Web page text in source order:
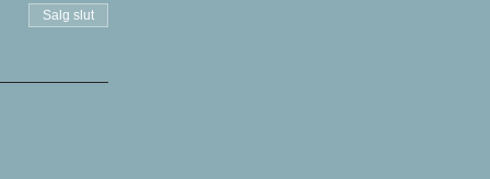
Salg slut